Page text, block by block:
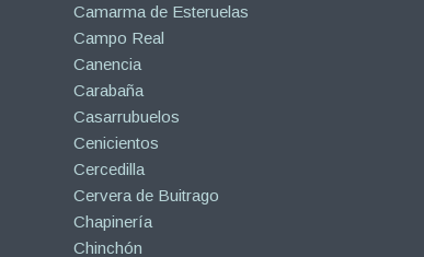
Camarma de Esteruelas
Campo Real
Canencia
Carabaña
Casarrubuelos
Cenicientos
Cercedilla
Cervera de Buitrago
Chapinería
Chinchón